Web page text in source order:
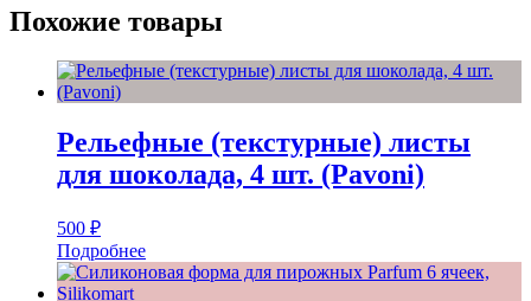
Похожие товары
Рельефные (текстурные) листы
для шоколада, 4 шт. (Pavoni)
500 ₽
Подробнее